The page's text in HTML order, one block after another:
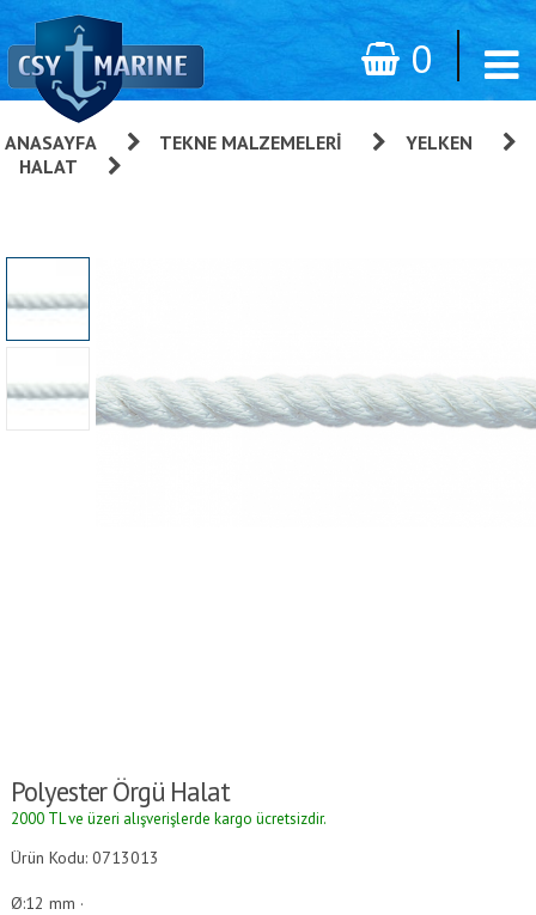
0
ANASAYFA TEKNE MALZEMELERI
YELKEN
HALAT
Polyester Örgü Halat
2000 TL ve üzeri alışverişlerde kargo ücretsizdir.
Ürün Kodu: 0713013
Ø:12 mm ·